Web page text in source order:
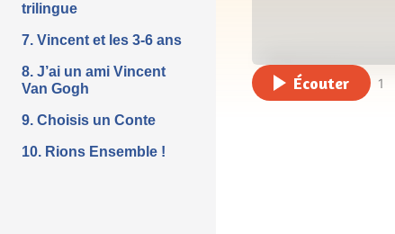
trilingue
7. Vincent et les 3-6 ans
8. J’ai un ami Vincent
Van Gogh
9. Choisis un Conte
10. Rions Ensemble !
Écouter 1